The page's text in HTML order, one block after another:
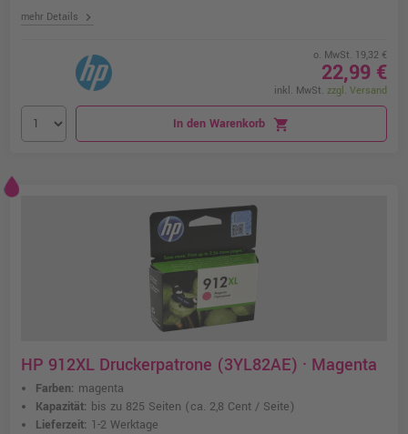
mehr Details chevron_right
o. MwSt. 19,32 €
22,99 €
inkl. MwSt. zzgl. Versand
In den Warenkorb shopping_cart
HP 912XL Druckerpatrone (3YL82AE) · Magenta
Farben: magenta
Kapazität: bis zu 825 Seiten (ca. 2,8 Cent / Seite)
Lieferzeit: 1-2 Werktage